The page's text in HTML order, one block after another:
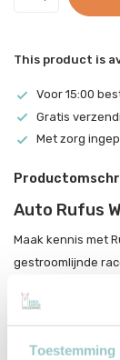
Toestemming
This product is
Voor 15:00
Gratis
Met zorg
Auto Rufus
Maak kennis met
gestroomlijnde
met moderne
opvallende
gewone racer, dit